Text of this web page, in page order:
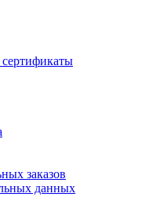
заказов
данных